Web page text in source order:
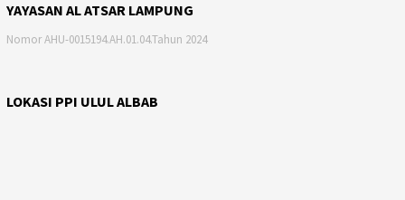
YAYASAN AL ATSAR LAMPUNG
Nomor AHU-0015194.AH.01.04.Tahun 2024
LOKASI PPI ULUL ALBAB